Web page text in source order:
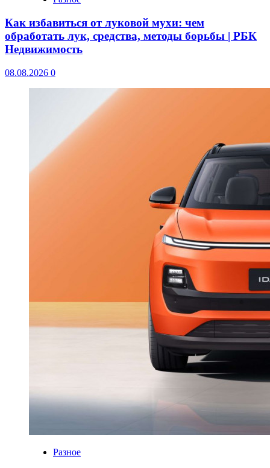
Как избавиться от луковой мухи: чем
обработать лук, средства, методы борьбы | РБК
Недвижимость
08.08.2026 0
Разное